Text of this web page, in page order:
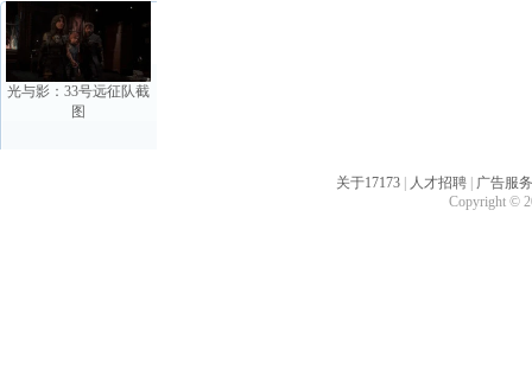
光与影：33号远征队截
图
关于17173 人才招聘
广告服务
Copyright ©